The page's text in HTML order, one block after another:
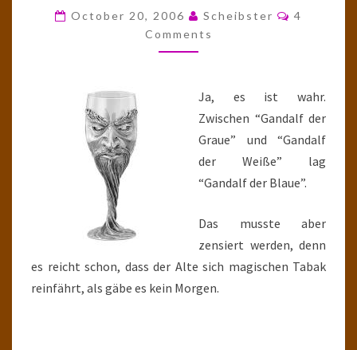
PASS…
OUT!"
October 20, 2006 Scheibster Comments
4
Comments
Ja, es ist wahr.
Zwischen “Gandalf der
Graue” und “Gandalf
der Weiße” lag
“Gandalf der Blaue”.
Das musste aber
zensiert werden, denn
es reicht schon, dass der Alte sich magischen Tabak
reinfährt, als gäbe es kein Morgen.